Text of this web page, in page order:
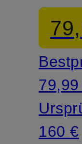
14
160 €